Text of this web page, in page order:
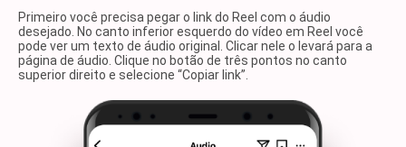
Primeiro você precisa pegar o link do Reel com o áudio
desejado. No canto inferior esquerdo do vídeo em Reel você
pode ver um texto de áudio original. Clicar nele o levará para a
página de áudio. Clique no botão de três pontos no canto
superior direito e selecione “Copiar link”.